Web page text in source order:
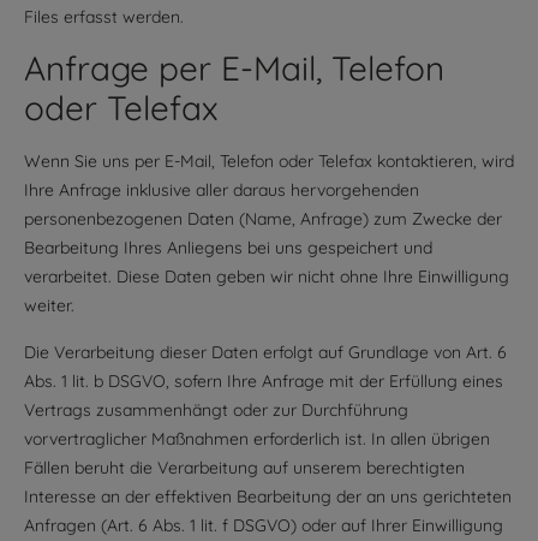
Files erfasst werden.
Anfrage per E-Mail, Telefon
oder Telefax
Wenn Sie uns per E-Mail, Telefon oder Telefax kontaktieren, wird
Ihre Anfrage inklusive aller daraus hervorgehenden
personenbezogenen Daten (Name, Anfrage) zum Zwecke der
Bearbeitung Ihres Anliegens bei uns gespeichert und
verarbeitet. Diese Daten geben wir nicht ohne Ihre Einwilligung
weiter.
Die Verarbeitung dieser Daten erfolgt auf Grundlage von Art. 6
Abs. 1 lit. b DSGVO, sofern Ihre Anfrage mit der Erfüllung eines
Vertrags zusammenhängt oder zur Durchführung
vorvertraglicher Maßnahmen erforderlich ist. In allen übrigen
Fällen beruht die Verarbeitung auf unserem berechtigten
Interesse an der effektiven Bearbeitung der an uns gerichteten
Anfragen (Art. 6 Abs. 1 lit. f DSGVO) oder auf Ihrer Einwilligung